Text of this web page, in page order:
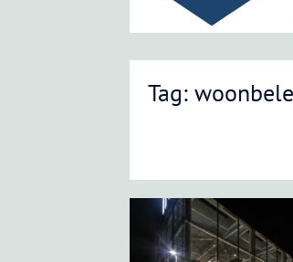
Tag: